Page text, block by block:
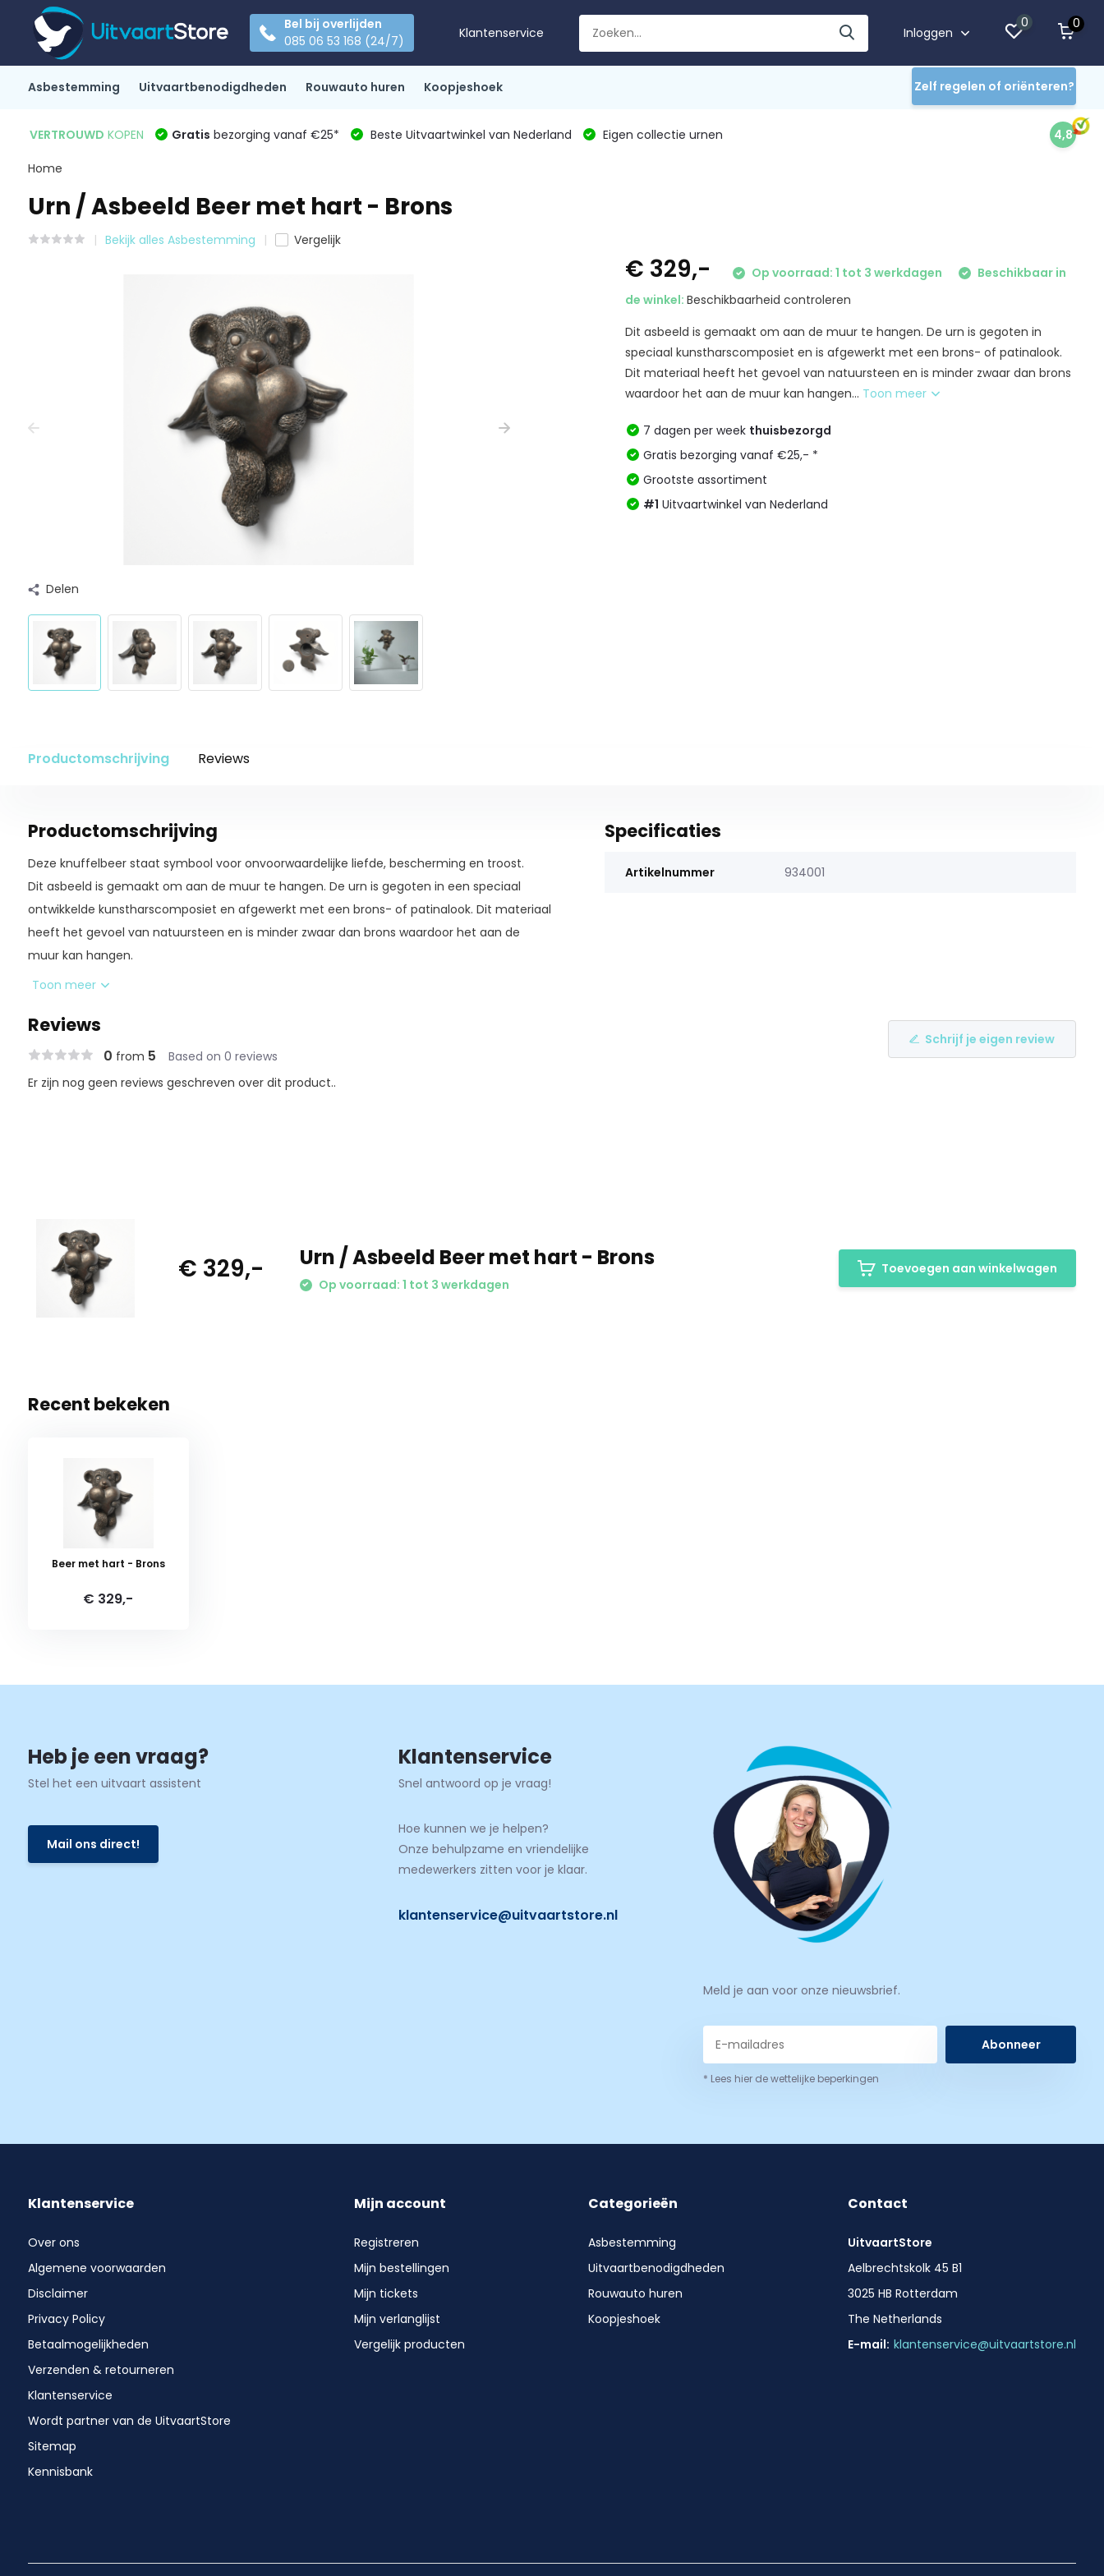
Bel bij overlijden
085 06 53 168 (24/7)
Klantenservice Inloggen
0 0
Asbestemming Uitvaartbenodigdheden Rouwauto huren Koopjeshoek Zelf regelen of oriënteren?
VERTROUWD KOPEN Gratis bezorging vanaf €25* Beste Uitvaartwinkel van Nederland Eigen collectie urnen 4,8
Home
Urn / Asbeeld Beer met hart - Brons
Bekijk alles Asbestemming Vergelijk
Delen
€ 329,- Op voorraad: 1 tot 3 werkdagen
Beschikbaar in
de winkel:Beschikbaarheid controleren
Dit asbeeld is gemaakt om aan de muur te hangen. De urn is gegoten in
speciaal kunstharscomposiet en is afgewerkt met een brons- of patinalook.
Dit materiaal heeft het gevoel van natuursteen en is minder zwaar dan brons
waardoor het aan de muur kan hangen... Toon meer
7 dagen per week thuisbezorgd
Gratis bezorging vanaf €25,- *
Grootste assortiment
#1 Uitvaartwinkel van Nederland
Productomschrijving Reviews
Productomschrijving
Deze knuffelbeer staat symbool voor onvoorwaardelijke liefde, bescherming en troost.
Dit asbeeld is gemaakt om aan de muur te hangen. De urn is gegoten in een speciaal
ontwikkelde kunstharscomposiet en afgewerkt met een brons- of patinalook. Dit materiaal
heeft het gevoel van natuursteen en is minder zwaar dan brons waardoor het aan de
muur kan hangen.
Aan afbeeldingen kunnen geen rechten worden ontleend. Waarom UitvaartStore.nl? ✅
Persoonlijk ✅ Betaalbaar ✅ Snelle levering ✅ Kwaliteit ✅ Discreet
Toon meer
Specificaties
Artikelnummer 934001
Reviews
0 from 5 Based on 0 reviews
Schrijf je eigen review
Er zijn nog geen reviews geschreven over dit product..
€ 329,- Urn / Asbeeld Beer met hart - Brons
Op voorraad: 1 tot 3 werkdagen
Toevoegen aan winkelwagen
Recent bekeken
Beer met hart - Brons
€ 329,-
Heb je een vraag?
Stel het een uitvaart assistent
Mail ons direct!
Klantenservice
Snel antwoord op je vraag!
Hoe kunnen we je helpen?
Onze behulpzame en vriendelijke
medewerkers zitten voor je klaar.
klantenservice@uitvaartstore.nl
Meld je aan voor onze nieuwsbrief.
Abonneer
* Lees hier de wettelijke beperkingen
Klantenservice
Over ons
Algemene voorwaarden
Disclaimer
Privacy Policy
Betaalmogelijkheden
Verzenden & retourneren
Klantenservice
Wordt partner van de UitvaartStore
Sitemap
Kennisbank
Mijn account
Registreren
Mijn bestellingen
Mijn tickets
Mijn verlanglijst
Vergelijk producten
Categorieën
Asbestemming
Uitvaartbenodigdheden
Rouwauto huren
Koopjeshoek
Contact
UitvaartStore
Aelbrechtskolk 45 B1
3025 HB Rotterdam
The Netherlands
E-mail: klantenservice@uitvaartstore.nl